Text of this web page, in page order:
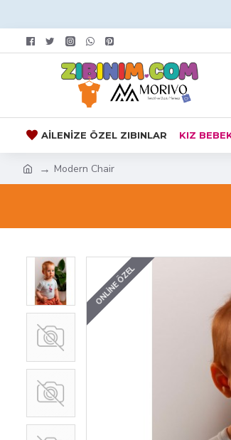
AILENIZE ÖZEL ZIBINLAR KIZ
Modern Chair
ONLINE ÖZEL